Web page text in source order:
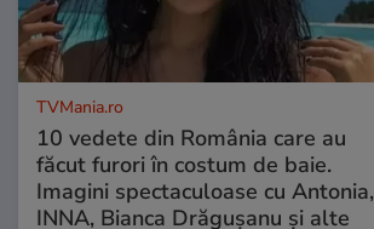
TVMania.ro
10 vedete din România care au
făcut furori în costum de baie.
Imagini spectaculoase cu Antonia,
INNA, Bianca Drăgușanu și alte